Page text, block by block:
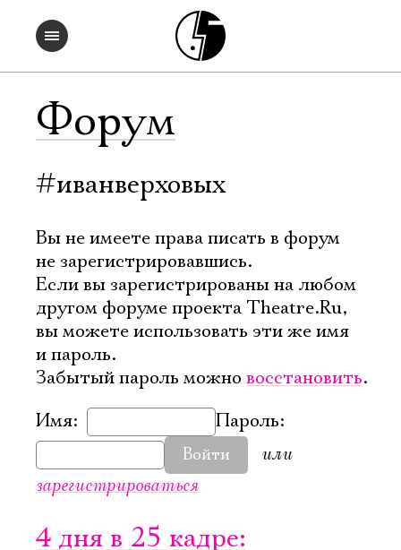
Форум
#иванверховых
Вы не имеете права писать в форум
не зарегистрировавшись.
Если вы зарегистрированы на любом
другом форуме проекта Theatre.Ru,
вы можете использовать эти же имя
и пароль.
Забытый пароль можно восстановить.
Имя:
Пароль:
Войти
или
зарегистрироваться
4 дня в 25 кадре: